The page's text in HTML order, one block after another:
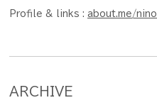
Profile & links : about.me/
ARCHIVE